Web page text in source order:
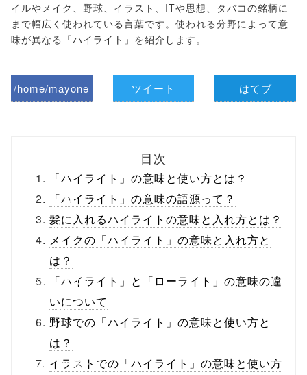
イルやメイク、野球、イラスト、ITや思想、タバコの銘柄に
まで幅広く使われている言葉です。使われる分野によって意
味が異なる「ハイライト」を紹介します。
/home/mayone
ml/wp-
content/themes
/tapbiz_theme/
parts/sns-
buttons.php on
line10
/1033509"
onclick="windo
ツイート はてブ
目次
「ハイライト」の意味と使い方とは？
「ハイライト」の意味の語源って？
髪に入れるハイライトの意味と入れ方とは？
メイクの「ハイライト」の意味と入れ方と
は？
「ハイライト」と「ローライト」の意味の違
いについて
野球での「ハイライト」の意味と使い方と
は？
イラストでの「ハイライト」の意味と使い方